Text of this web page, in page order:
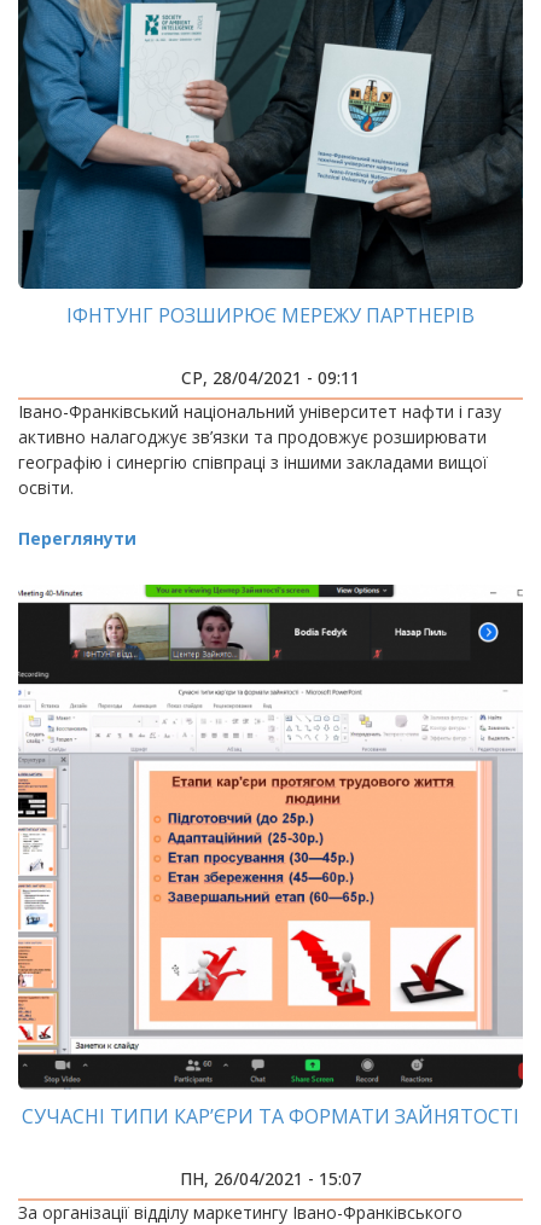
ІФНТУНГ РОЗШИРЮЄ МЕРЕЖУ ПАРТНЕРІВ
СР, 28/04/2021 - 09:11
Івано-Франківський національний університет нафти і газу
активно налагоджує зв’язки та продовжує розширювати
географію і синергію співпраці з іншими закладами вищої
освіти.
Переглянути
СУЧАСНІ ТИПИ КАР’ЄРИ ТА ФОРМАТИ ЗАЙНЯТОСТІ
ПН, 26/04/2021 - 15:07
За організації відділу маркетингу Івано-Франківського